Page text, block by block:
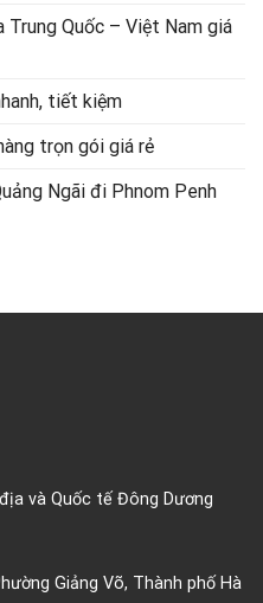
Trung Quốc – Việt Nam giá
tiết kiệm
trọn gói giá rẻ
Ngãi đi Phnom Penh
và Quốc tế Đông Dương
Giảng Võ, Thành phố Hà